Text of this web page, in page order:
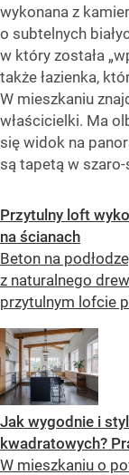
wykonana z
o subtelnych
w który została
także łazienka,
W mieszkaniu
właścicielki. Ma
się widok na
są tapetą w
Przytulny loft
na ścianach
Beton na
z naturalnego
przytulnym lofcie
Jak wygodnie i
kwadratowych?
W mieszkaniu o